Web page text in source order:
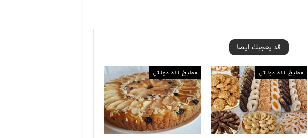
قد يعجبك ايضا
مطبخ لالة مولاتي مطبخ لالة مولاتي